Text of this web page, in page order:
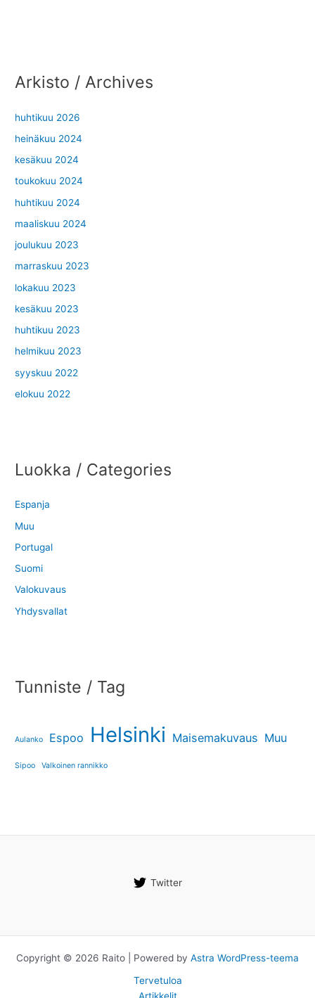
Arkisto / Archives
huhtikuu 2026
heinäkuu 2024
kesäkuu 2024
toukokuu 2024
huhtikuu 2024
maaliskuu 2024
joulukuu 2023
marraskuu 2023
lokakuu 2023
kesäkuu 2023
huhtikuu 2023
helmikuu 2023
syyskuu 2022
elokuu 2022
Luokka / Categories
Espanja
Muu
Portugal
Suomi
Valokuvaus
Yhdysvallat
Tunniste / Tag
Aulanko Espoo Helsinki Maisemakuvaus Muu
Sipoo Valkoinen rannikko
Twitter
Copyright © 2026 Raito | Powered by Astra WordPress-teema
Tervetuloa